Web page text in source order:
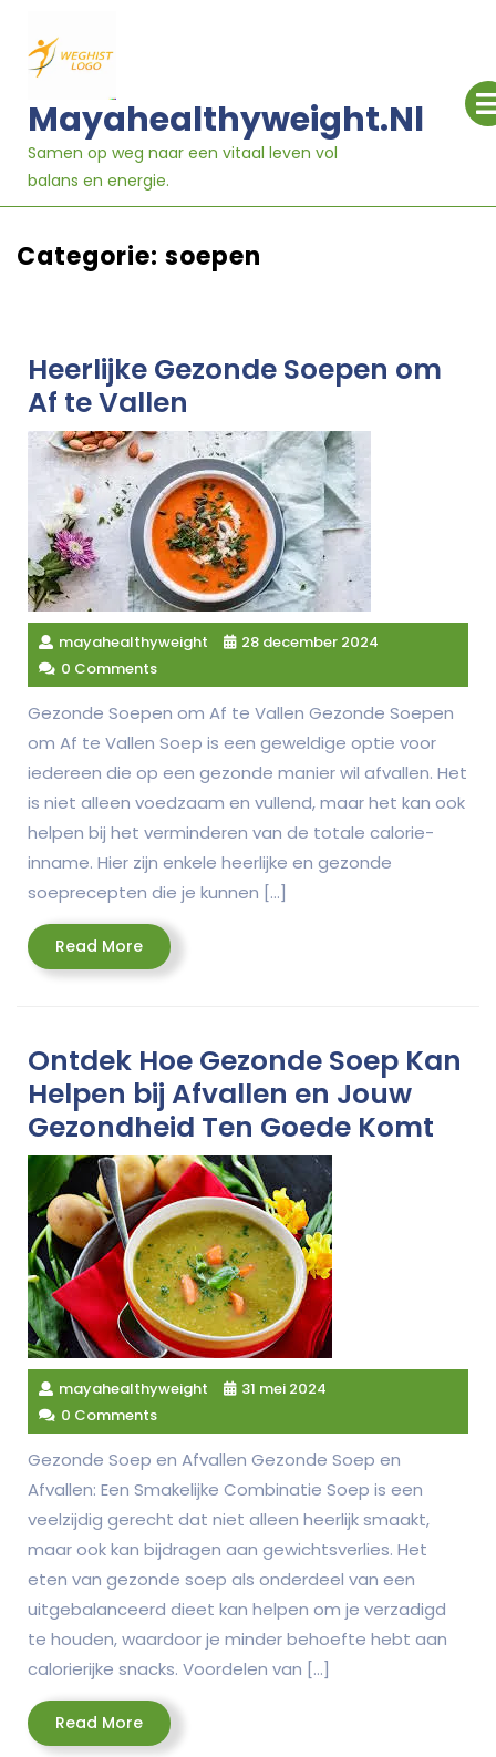
naar
inhoud
Mayahealthyweight.nl
Samen op weg naar een vitaal leven vol
balans en energie.
Categorie: soepen
Heerlijke Gezonde Soepen om
Af te Vallen
mayahealthyweight
28 december 2024
0 Comments
Gezonde Soepen om Af te Vallen Gezonde Soepen
om Af te Vallen Soep is een geweldige optie voor
iedereen die op een gezonde manier wil afvallen. Het
is niet alleen voedzaam en vullend, maar het kan ook
helpen bij het verminderen van de totale calorie-
inname. Hier zijn enkele heerlijke en gezonde
soeprecepten die je kunnen […]
Read MoreRead
More
Ontdek Hoe Gezonde Soep Kan
Helpen bij Afvallen en Jouw
Gezondheid Ten Goede Komt
mayahealthyweight
31 mei 2024
0 Comments
Gezonde Soep en Afvallen Gezonde Soep en
Afvallen: Een Smakelijke Combinatie Soep is een
veelzijdig gerecht dat niet alleen heerlijk smaakt,
maar ook kan bijdragen aan gewichtsverlies. Het
eten van gezonde soep als onderdeel van een
uitgebalanceerd dieet kan helpen om je verzadigd
te houden, waardoor je minder behoefte hebt aan
calorierijke snacks. Voordelen van […]
Read MoreRead
More